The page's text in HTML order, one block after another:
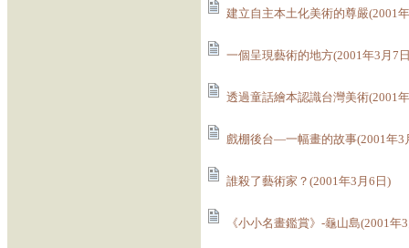
建立自主本土化美術的尊嚴(2001
一個呈現藝術的地方(2001年3月7
透過童話繪本認識台灣美術(2001
戲棚後台—一幅畫的故事(2001年3
誰殺了藝術家？(2001年3月6日)
《小小名畫鑑賞》-龜山島(2001年